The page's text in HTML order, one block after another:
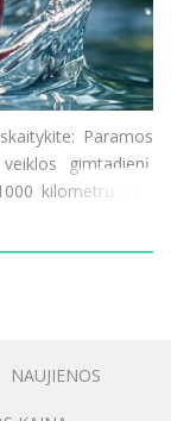
Paramos
gimtadienį.
kilometrų žygį
ligoninės
NAUJIENOS